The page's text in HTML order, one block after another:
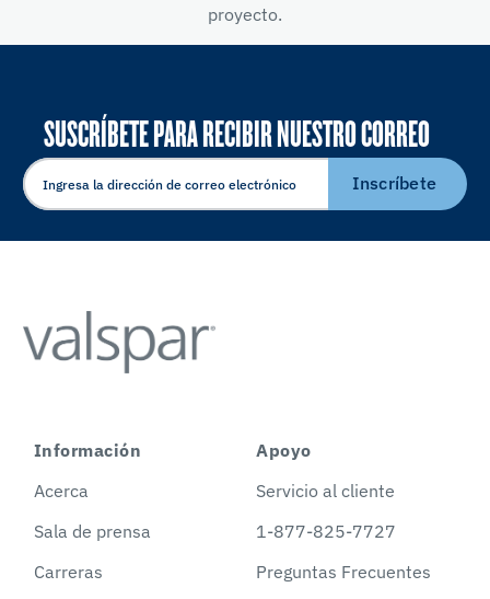
proyecto.
SUSCRÍBETE PARA RECIBIR NUESTRO CORREO
ELECTRÓNICO
Inscríbete
Información
Acerca
Sala de prensa
Carreras
Apoyo
Servicio al cliente
1-877-825-7727
Preguntas Frecuentes